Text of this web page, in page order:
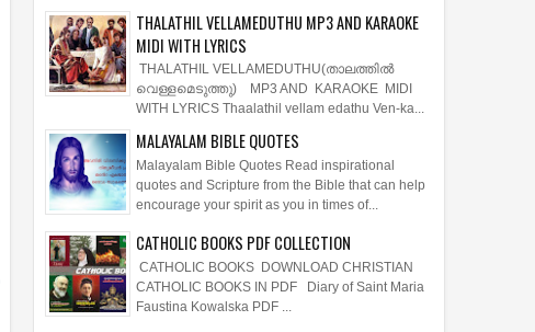
THALATHIL VELLAMEDUTHU MP3 AND KARAOKE
MIDI WITH LYRICS
THALATHIL VELLAMEDUTHU(താലത്തില്‍
വെള്ളമെടുത്തു) MP3 AND KARAOKE MIDI
WITH LYRICS Thaalathil vellam edathu Ven-ka...
MALAYALAM BIBLE QUOTES
Malayalam Bible Quotes Read inspirational
quotes and Scripture from the Bible that can help
encourage your spirit as you in times of...
CATHOLIC BOOKS PDF COLLECTION
CATHOLIC BOOKS DOWNLOAD CHRISTIAN
CATHOLIC BOOKS IN PDF Diary of Saint Maria
Faustina Kowalska PDF ...